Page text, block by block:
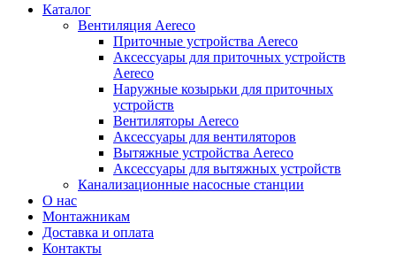
Каталог
Вентиляция Aereco
Приточные устройства Aereco
Аксессуары для приточных устройств
Aereco
Наружные козырьки для приточных
устройств
Вентиляторы Aereco
Аксессуары для вентиляторов
Вытяжные устройства Aereco
Аксессуары для вытяжных устройств
Канализационные насосные станции
О нас
Монтажникам
Доставка и оплата
Контакты